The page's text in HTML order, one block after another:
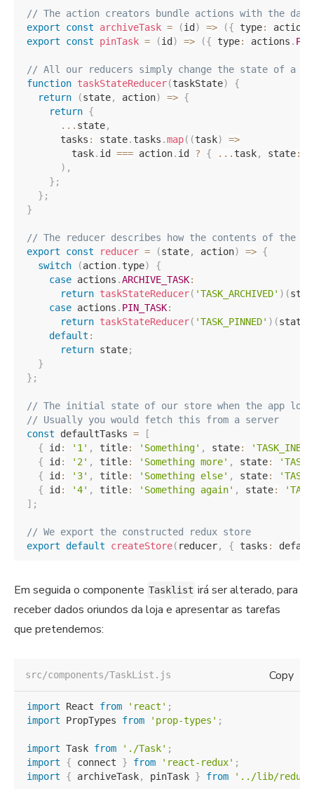
// The action creators bundle actions with the data
export
const archiveTask = (id ) => ({ type: actions
export
const pinTask = (id ) => ({ type: actions .
// All our reducers simply change the state of a
function taskStateReducer(taskState)
{
return
(state, action) => {
return {
... state,
      tasks
: state. tasks .map( (task)
=>
        task
. id === action. id ? { ... task, state:
) ,
} ;
} ;
}
// The reducer describes how the contents of the
export
const reducer = (state, action) => {
switch
(action. type)
{
case actions .ARCHIVE_TASK:
return taskStateReducer( 'TASK_ARCHIVED' ) (
case actions . PIN_TASK:
return taskStateReducer( 'TASK_PINNED' ) (state
default :
return state;
}
} ;
// The initial state of our store when the app
// Usually you would fetch this from a server
const defaultTasks =
[
{ id : '1' , title: 'Something' , state:
{ id : '2' , title: 'Something more' , state:
{ id : '3' , title: 'Something else' , state:
{ id : '4' , title: 'Something again' , state:
] ;
// We export the constructed redux store
export default createStore( reducer, { tasks :
Em seguida o componente Tasklist irá ser alterado, para
receber dados oriundos da loja e apresentar as tarefas
que pretendemos:
Copy
src/components/TaskList.js
import React from 'react' ;
import PropTypes from 'prop-types' ;
import Task from './Task' ;
import
{ connect } from 'react-redux' ;
import
{ archiveTask, pinTask } from '../lib/redux'